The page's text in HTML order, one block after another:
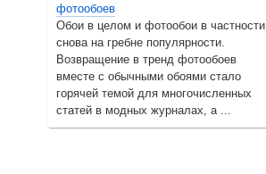
фотообоев
Обои в целом и фотообои в частности
снова на гребне популярности.
Возвращение в тренд фотообоев
вместе с обычными обоями стало
горячей темой для многочисленных
статей в модных журналах, а ...